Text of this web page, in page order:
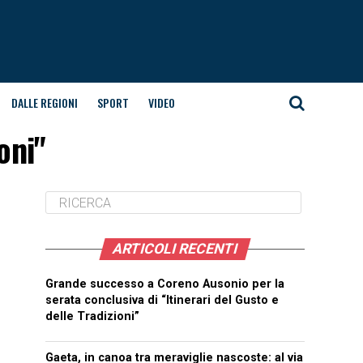
DALLE REGIONI SPORT VIDEO
ARTICOLI RECENTI
Grande successo a Coreno Ausonio per la
serata conclusiva di “Itinerari del Gusto e
delle Tradizioni”
Gaeta, in canoa tra meraviglie nascoste: al via